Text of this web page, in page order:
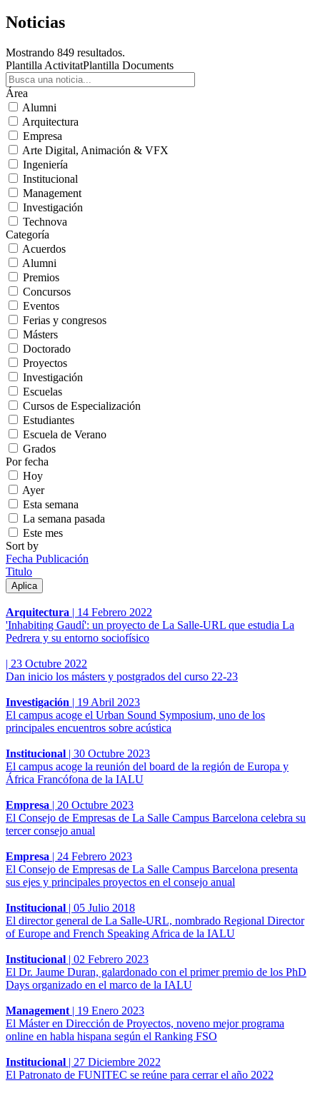
Noticias
Mostrando 849 resultados.
Plantilla ActivitatPlantilla Documents
Área
Alumni
Arquitectura
Empresa
Arte Digital, Animación & VFX
Ingeniería
Institucional
Management
Investigación
Technova
Categoría
Acuerdos
Alumni
Premios
Concursos
Eventos
Ferias y congresos
Másters
Doctorado
Proyectos
Investigación
Escuelas
Cursos de Especialización
Estudiantes
Escuela de Verano
Grados
Por fecha
Hoy
Ayer
Esta semana
La semana pasada
Este mes
Sort by
Fecha Publicación
Titulo
Arquitectura | 14 Febrero 2022
'Inhabiting Gaudí': un proyecto de La Salle-URL que estudia La
Pedrera y su entorno sociofísico
| 23 Octubre 2022
Dan inicio los másters y postgrados del curso 22-23
Investigación | 19 Abril 2023
El campus acoge el Urban Sound Symposium, uno de los
principales encuentros sobre acústica
Institucional | 30 Octubre 2023
El campus acoge la reunión del board de la región de Europa y
África Francófona de la IALU
Empresa | 20 Octubre 2023
El Consejo de Empresas de La Salle Campus Barcelona celebra su
tercer consejo anual
Empresa | 24 Febrero 2023
El Consejo de Empresas de La Salle Campus Barcelona presenta
sus ejes y principales proyectos en el consejo anual
Institucional | 05 Julio 2018
El director general de La Salle-URL, nombrado Regional Director
of Europe and French Speaking Africa de la IALU
Institucional | 02 Febrero 2023
El Dr. Jaume Duran, galardonado con el primer premio de los PhD
Days organizado en el marco de la IALU
Management | 19 Enero 2023
El Máster en Dirección de Proyectos, noveno mejor programa
online en habla hispana según el Ranking FSO
Institucional | 27 Diciembre 2022
El Patronato de FUNITEC se reúne para cerrar el año 2022